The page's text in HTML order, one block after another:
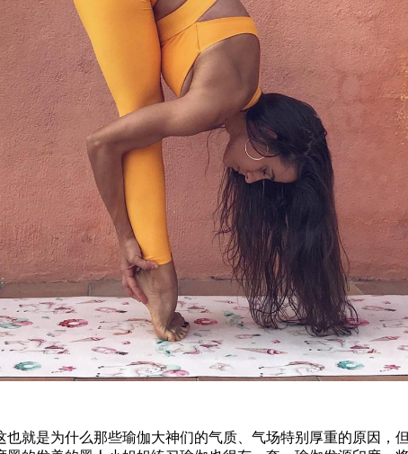
就是为什么那些瑜伽大神们的气质、气场特别厚重的原因，